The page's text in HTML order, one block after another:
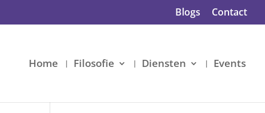
Blogs Contact
Home Filosofie Diensten Events